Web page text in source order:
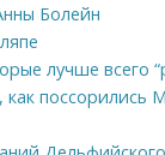
Болейн
лучше всего
как поссорились